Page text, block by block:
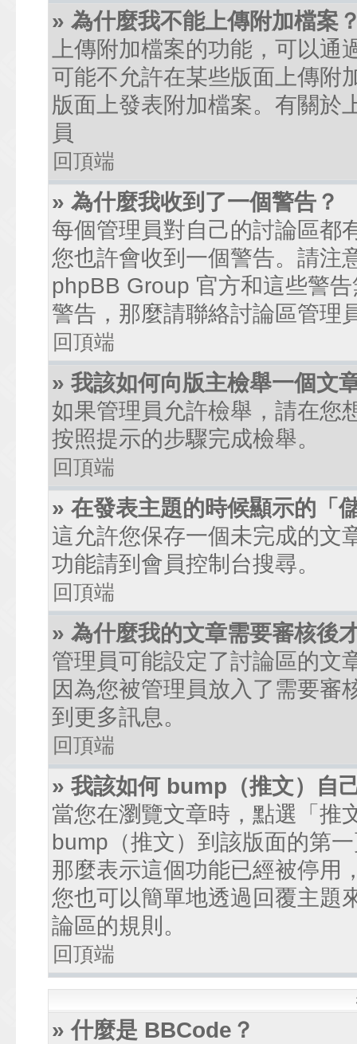
» 為什麼我不能上傳附加檔案
上傳附加檔案的功能，可以
可能不允許在某些版面上傳附
版面上發表附加檔案。有關於
員
回頂端
» 為什麼我收到了一個警告？
每個管理員對自己的討論區都
您也許會收到一個警告。請注
phpBB Group 官方和這些警
警告，那麼請聯絡討論區管理
回頂端
» 我該如何向版主檢舉一個文
如果管理員允許檢舉，請在您
按照提示的步驟完成檢舉。
回頂端
» 在發表主題的時候顯示的「
這允許您保存一個未完成的文
功能請到會員控制台搜尋。
回頂端
» 為什麼我的文章需要審核後
管理員可能設定了討論區的文
因為您被管理員放入了需要審
到更多訊息。
回頂端
» 我該如何 bump（推文）自
當您在瀏覽文章時，點選「推
bump（推文）到該版面的第
那麼表示這個功能已經被停用
您也可以簡單地透過回覆主題
論區的規則。
回頂端
» 什麼是 BBCode？